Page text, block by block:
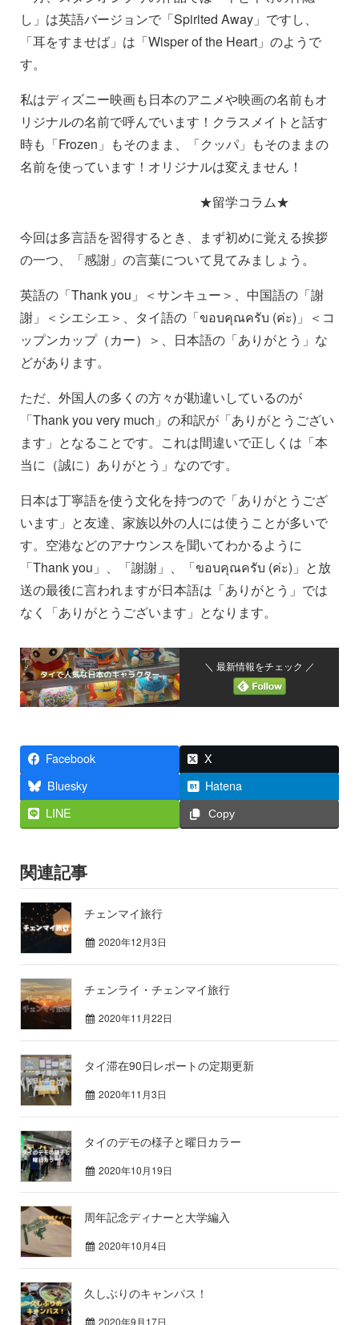
し」は英語バージョンで「Spirited Away」ですし、
「耳をすませば」は「Wisper of the Heart」のようで
す。
私はディズニー映画も日本のアニメや映画の名前もオ
リジナルの名前で呼んでいます！クラスメイトと話す
時も「Frozen」もそのまま、「クッパ」もそのままの
名前を使っています！オリジナルは変えません！
★留学コラム★
今回は多言語を習得するとき、まず初めに覚える挨拶
の一つ、「感謝」の言葉について見てみましょう。
英語の「Thank you」＜サンキュー＞、中国語の「謝
謝」＜シエシエ＞、タイ語の「ขอบคุณครับ (ค่ะ)」＜コ
ップンカップ（カー）＞、日本語の「ありがとう」な
どがあります。
ただ、外国人の多くの方々が勘違いしているのが
「Thank you very much」の和訳が「ありがとうござい
ます」となることです。これは間違いで正しくは「本
当に（誠に）ありがとう」なのです。
日本は丁寧語を使う文化を持つので「ありがとうござ
います」と友達、家族以外の人には使うことが多いで
す。空港などのアナウンスを聞いてわかるように
「Thank you」、「謝謝」、「ขอบคุณครับ (ค่ะ)」と放
送の最後に言われますが日本語は「ありがとう」では
なく「ありがとうございます」となります。
＼ 最新情報をチェック ／
Facebook
X
Bluesky
Hatena
LINE
Copy
関連記事
チェンマイ旅行
2020年12月3日
チェンライ・チェンマイ旅行
2020年11月22日
タイ滞在90日レポートの定期更新
2020年11月3日
タイのデモの様子と曜日カラー
2020年10月19日
周年記念ディナーと大学編入
2020年10月4日
久しぶりのキャンパス！
2020年9月17日